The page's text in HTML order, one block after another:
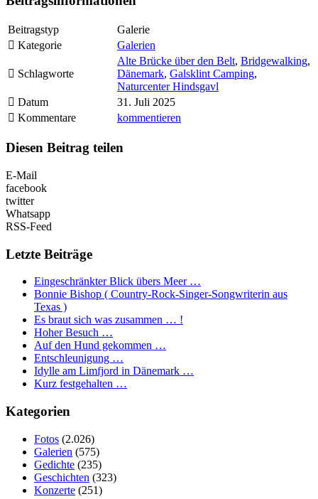
Beitragstyp
Galerie
Kategorie
Galerien
Schlagworte
Alte Brücke über den Belt, Bridgewalking,
Dänemark, Galsklint Camping,
Naturcenter Hindsgavl
Datum
31. Juli 2025
Kommentare
kommentieren
Diesen Beitrag teilen
E-Mail
facebook
twitter
Whatsapp
RSS-Feed
Letzte Beiträge
Eingeschränkter Blick übers Meer …
Bonnie Bishop ( Country-Rock-Singer-Songwriterin aus
Texas )
Es braut sich was zusammen … !
Hoher Besuch …
Auf den Hund gekommen …
Entschleunigung …
Idylle am Limfjord in Dänemark …
Kurz festgehalten …
Kategorien
Fotos (2.026)
Galerien (575)
Gedichte (235)
Geschichten (323)
Konzerte (251)